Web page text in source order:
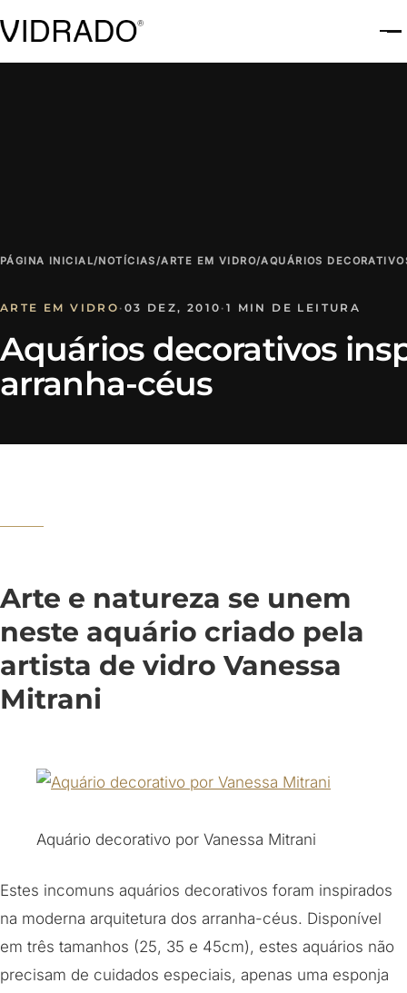
PÁGINA INICIAL/NOTÍCIAS/ARTE EM VIDRO/AQUÁRIOS
ARTE EM VIDRO · 03 DEZ, 2010 · 1 MIN DE LEITURA
Aquários decorativos
arranha-céus
Arte e natureza se unem
neste aquário criado pela
artista de vidro Vanessa
Mitrani
Aquário decorativo por Vanessa Mitrani
Estes incomuns aquários decorativos foram inspirados
na moderna arquitetura dos arranha-céus. Disponível
em três tamanhos (25, 35 e 45cm), estes aquários não
precisam de cuidados especiais, apenas uma esponja